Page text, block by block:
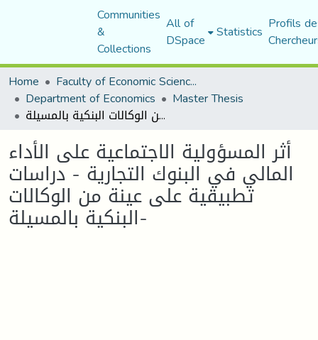
Communities
&
Collections
All of
DSpace Statistics Profils
Home
Faculty of Economic Sciences, Commerce and Management Sciences
Department of Economics Master Thesis
أثر المسؤولية الاجتماعية على الأداء المالي في البنوك التجارية - دراسات تطبيقية على عينة من الوكالات البنكية بالمسيلة-
أثر المسؤولية الاجتماعية على الأداء
المالي في البنوك التجارية - دراسات
تطبيقية على عينة من الوكالات
البنكية بالمسيلة-